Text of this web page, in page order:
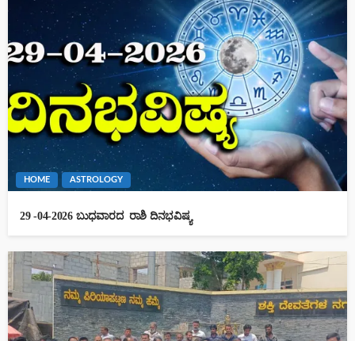
HOME ASTROLOGY
29 -04-2026 ಬುಧವಾರದ ರಾಶಿ ದಿನಭವಿಷ್ಯ